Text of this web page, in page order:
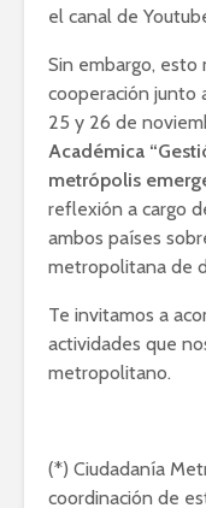
el canal de
Sin embargo,
cooperación junto
25 y 26 de
Académica
metrópolis
reflexión a cargo
ambos países
metropolitana de
Te invitamos a
actividades que
metropolitano.
(*) Ciudadanía
coordinación de